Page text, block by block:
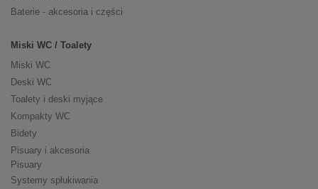
Baterie - akcesoria i części
Miski WC / Toalety
Miski WC
Deski WC
Toalety i deski myjące
Kompakty WC
Bidety
Pisuary i akcesoria
Pisuary
Systemy spłukiwania